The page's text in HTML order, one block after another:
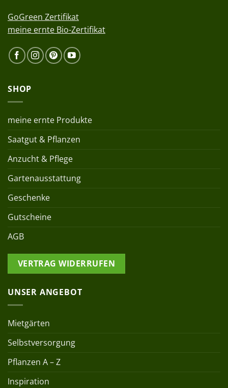
GoGreen Zertifikat
meine ernte Bio-Zertifikat
SHOP
meine ernte Produkte
Saatgut & Pflanzen
Anzucht & Pflege
Gartenausstattung
Geschenke
Gutscheine
AGB
VERTRAG WIDERRUFEN
UNSER ANGEBOT
Mietgärten
Selbstversorgung
Pflanzen A – Z
Inspiration